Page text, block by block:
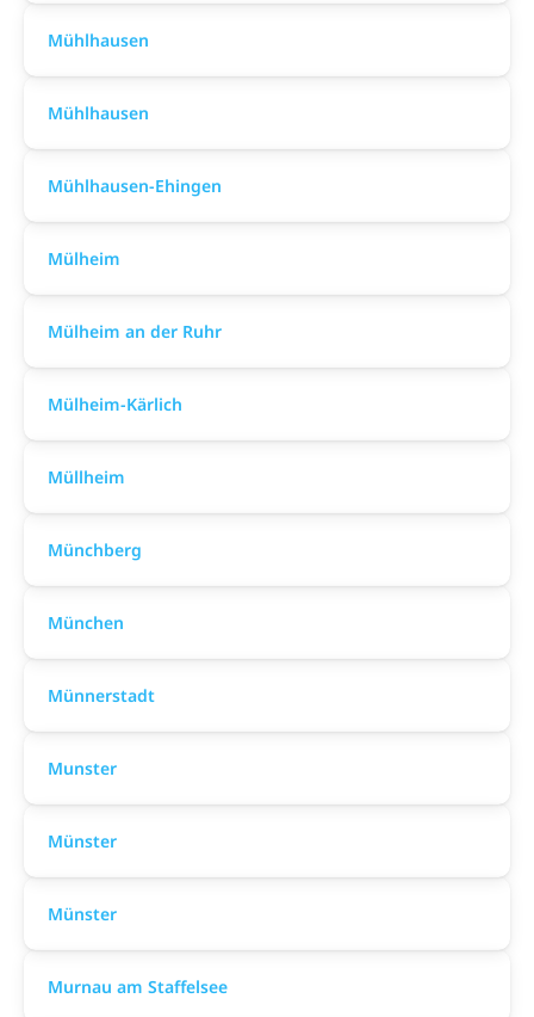
Mühlhausen
Mühlhausen
Mühlhausen-Ehingen
Mülheim
Mülheim an der Ruhr
Mülheim-Kärlich
Müllheim
Münchberg
München
Münnerstadt
Munster
Münster
Münster
Murnau am Staffelsee